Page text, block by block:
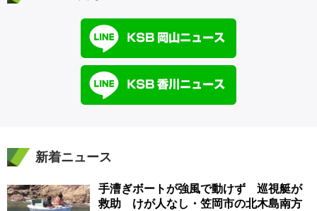
新着ニュース
手漕ぎボートが強風で動けず 巡視艇が
救助 けが人なし・笠岡市の北木島南方